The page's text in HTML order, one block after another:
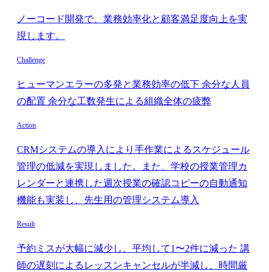
ノーコード開発で、業務効率化と顧客満足度向上を実
現します。
Challenge
ヒューマンエラーの多発と業務効率の低下 余分な人員
の配置 余分な工数発生による組織全体の疲弊
Action
CRMシステムの導入により手作業によるスケジュール
管理の低減を実現しました。また、学校の授業管理カ
レンダーと連携した週次授業の確認コピーの自動通知
機能も実装し、先生用の管理システム導入
Result
予約ミスが大幅に減少し、平均して1〜2件に減った 講
師の遅刻によるレッスンキャンセルが半減し、時間厳